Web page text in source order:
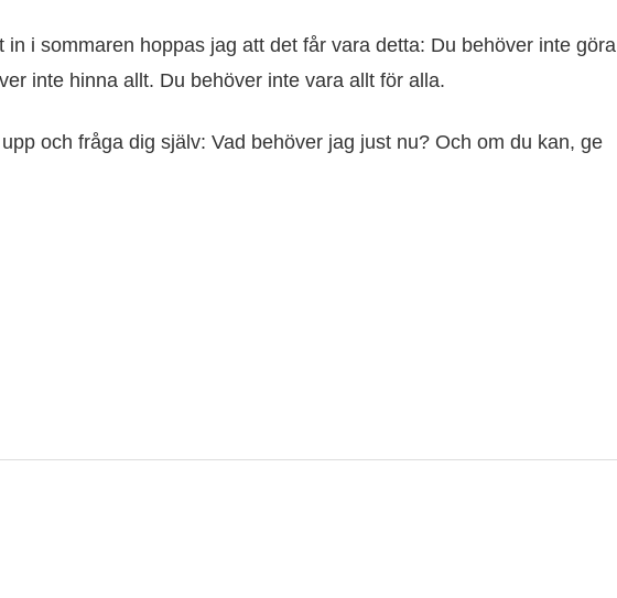
in i sommaren hoppas jag att det får vara detta: Du behöver inte göra
inte hinna allt. Du behöver inte vara allt för alla.
och fråga dig själv: Vad behöver jag just nu? Och om du kan, ge